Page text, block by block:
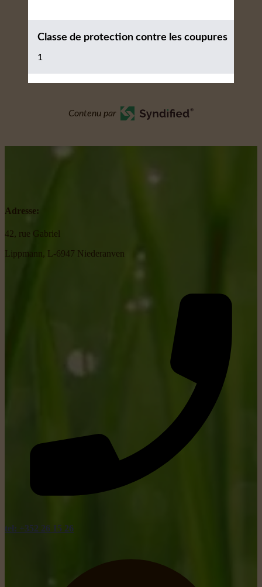
Classe de protection contre les coupures
1
Contenu par
Adresse:
42, rue Gabriel
Lippmann, L-6947 Niederanven
tel: +352 26 15 26